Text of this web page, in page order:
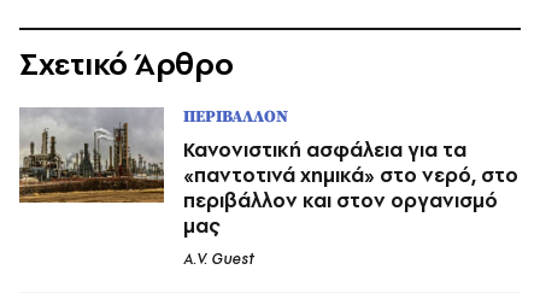
Σχετικό Άρθρο
ΠΕΡΙΒΑΛΛΟΝ
Κανονιστική ασφάλεια για τα
«παντοτινά χημικά» στο νερό, στο
περιβάλλον και στον οργανισμό
μας
A.V. Guest